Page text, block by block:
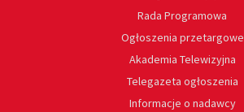
Rada Programowa
Ogłoszenia przetargowe
Akademia Telewizyjna
Telegazeta ogłoszenia
Informacje o nadawcy